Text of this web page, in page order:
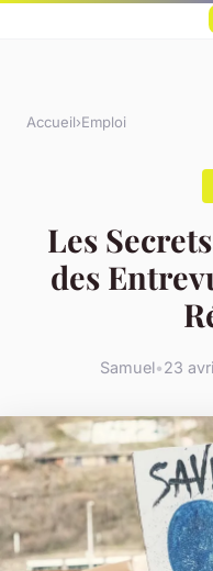
Accueil›Emploi
Les
des
Samuel•23